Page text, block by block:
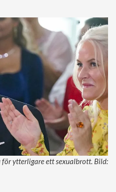
ytterligare ett sexualbrott. Bild: